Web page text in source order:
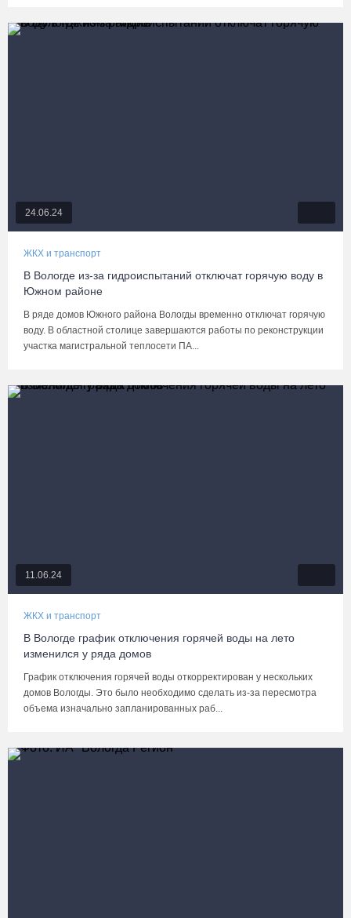
24.06.24
ЖКХ и транспорт
В Вологде из-за гидроиспытаний отключат горячую воду в
Южном районе
В ряде домов Южного района Вологды временно отключат горячую
воду. В областной столице завершаются работы по реконструкции
участка магистральной теплосети ПА...
11.06.24
ЖКХ и транспорт
В Вологде график отключения горячей воды на лето
изменился у ряда домов
График отключения горячей воды откорректирован у нескольких
домов Вологды. Это было необходимо сделать из-за пересмотра
объема изначально запланированных раб...